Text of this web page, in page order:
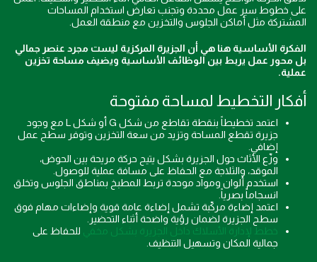
على خطوط سير عمل محددة وتجنب تعارض استخدام المساحات
المشتركة مثل أماكن الجلوس والتخزين مع منطقة العمل.
الفكرة الأساسية هنا هي أن الجزيرة المركزية ليست مجرد عنصر جمالي
بل محور عمل يربط بين الوظائف الأساسية ويضيف مساحة تخزين
عملية.
أفكار التخطيط لمساحة مفتوحة
اعتمد تخطيطاً بنقطة تقاطع من شكل G أو شكل L مع وجود
جزيرة تقطع المساحة وتزيد من سعة التخزين وتوفر سطح عمل
إضافي.
وزّع الأثاث حول الجزيرة بشكل يتيح حركة مريحة بين الحوض،
الموقد، والثلاجة مع الحفاظ على مسافة عملية للوصول.
استخدم ألوان ومواد موحدة تربط المطبخ بمناطق الجلوس وتخلق
انسجاماً بصرياً.
اعتمد إضاءة مركّبة تشمل إضاءة عامة قوية وإضاءات مهام فوق
سطح الجزيرة لضمان رؤية واضحة أثناء التحضير.
خطط لإدارة الأسلاك داخل الجزيرة بشكل مخفي للحفاظ على
جمالية المكان وتسهيل التنظيف.